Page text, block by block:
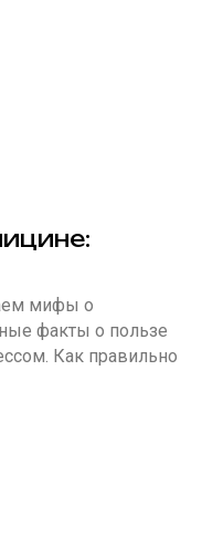
мифы о
факты о пользе
Как правильно